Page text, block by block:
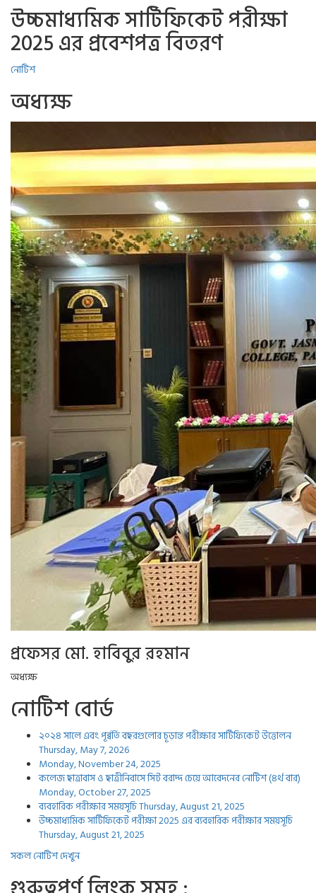
উচ্চমাধ্যমিক সার্টিফিকেট পরীক্ষা
2025 এর প্রবেশপত্র বিতরণ
নোটিশ
অধ্যক্ষ
প্রফেসর মো. হাবিবুর রহমান
অধ্যক্ষ
নোটিশ বোর্ড
২০২৪ সালে এবং পূর্ব্বর্তি বছরগুলোর চূড়ান্ত পরীক্ষার সার্টিফিকেট উত্তোলন
Thursday, May 7, 2026
Monday, November 24, 2025
কলেজ ছাত্রাবাস ও ছাত্রীনিবাসে সিট বরাদ্দ চেয়ে আবেদনের নোটিশ (৪র্থ বার)
Monday, October 27, 2025
ব্যবহারিক পরীক্ষার সময়সূচিThursday, August 21, 2025
উচ্চমাধ্যমিক সার্টিফিকেট পরীক্ষা 2025 এর ব্যবহারিক পরীক্ষার সময়সূচি
Thursday, August 21, 2025
সকল নোটিশ দেখুন